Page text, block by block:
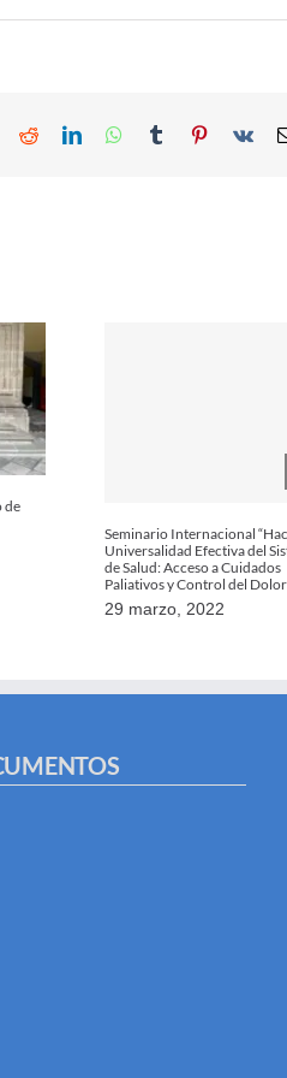
RedditLinkedInWhatsApp
Tumblr Pinterest
Vk
de
Seminario Internacional
Universalidad Efectiva del
de Salud: Acceso a Cuidados
Paliativos y Control del
29 marzo, 2022